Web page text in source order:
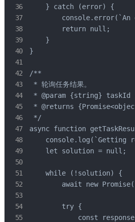
    } catch (error) {
console.error(`An
        return null;
    }
}
/**
* 轮询任务结果。
* @param {string} taskId -
* @returns
*/
async function
console.log(`Getting
    let solution = null;
    while (!solution) {
await new
        try {
const